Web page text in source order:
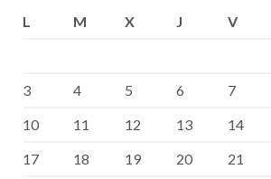
L
M X J V
3
4 5 6 7
10
11 12 13 14
17
18 19 20 21